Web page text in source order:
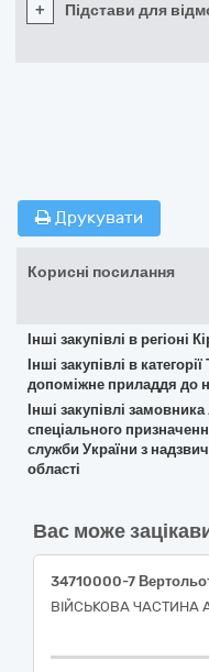
+ Підстави для
Друкувати
Корисні посилання
Інші закупівлі в регіоні
Інші закупівлі в
допоміжне приладдя до
Інші закупівлі
спеціального
служби України з
області
Вас може
ВІЙСЬКОВА ЧАСТИНА